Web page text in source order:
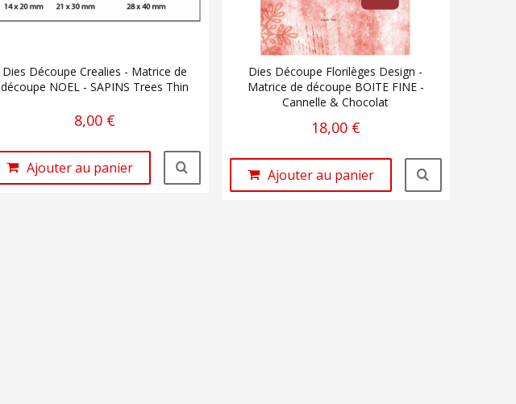
Dies Découpe Crealies - Matrice de
découpe NOEL - SAPINS Trees Thin
8,00 €
Ajouter au panier
Dies Découpe Florilèges Design -
Matrice de découpe BOITE FINE -
Cannelle & Chocolat
18,00 €
Ajouter au panier